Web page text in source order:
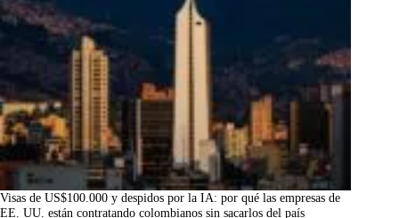
Visas de US$100.000 y despidos por la IA: por qué las empresas de
EE. UU. están contratando colombianos sin sacarlos del país